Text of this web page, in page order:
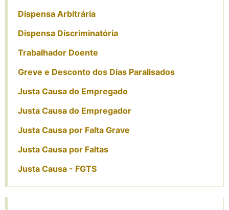
Dispensa Arbitrária
Dispensa Discriminatória
Trabalhador Doente
Greve e Desconto dos Dias Paralisados
Justa Causa do Empregado
Justa Causa do Empregador
Justa Causa por Falta Grave
Justa Causa por Faltas
Justa Causa - FGTS